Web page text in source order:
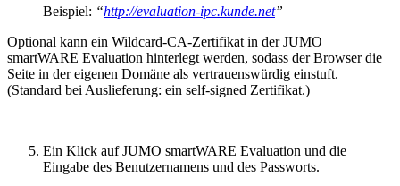
Beispiel: “http://evaluation-ipc.kunde.net”
Optional kann ein Wildcard-CA-Zertifikat in der JUMO
smartWARE Evaluation hinterlegt werden, sodass der Browser die
Seite in der eigenen Domäne als vertrauenswürdig einstuft.
(Standard bei Auslieferung: ein self-signed Zertifikat.)
Ein Klick auf JUMO smartWARE Evaluation und die
Eingabe des Benutzernamens und des Passworts.